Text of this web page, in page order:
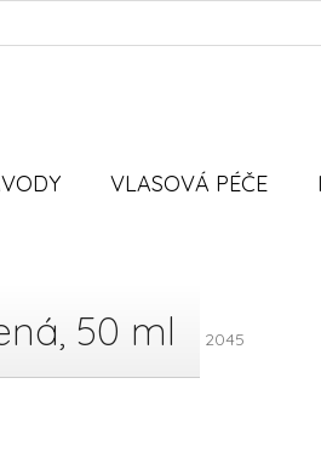
VLASOVÁ PÉČE
50 ml 2045